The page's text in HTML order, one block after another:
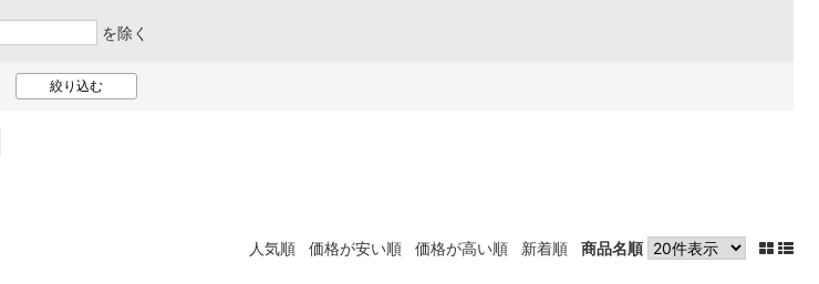
を除く
人気順 価格が安い順 価格が高い順 新着順 商品名順